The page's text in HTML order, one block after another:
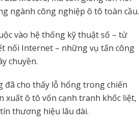
ngành công nghiệp ô tô toàn cầu.
vào hệ thống kỹ thuật số – từ
nối Internet – những vụ tấn công
chuyền.
đã cho thấy lỗ hổng trong chiến
xuất ô tô vốn cạnh tranh khốc liệt,
thương hiệu lâu dài.